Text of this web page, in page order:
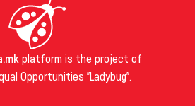
platform is the project of
Opportunities "Ladybug".